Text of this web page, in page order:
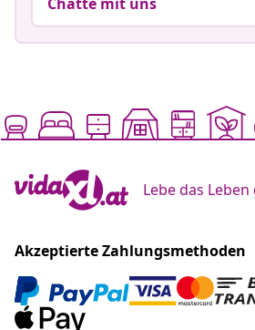
Lebe das
Akzeptierte Zahlungsmethoden